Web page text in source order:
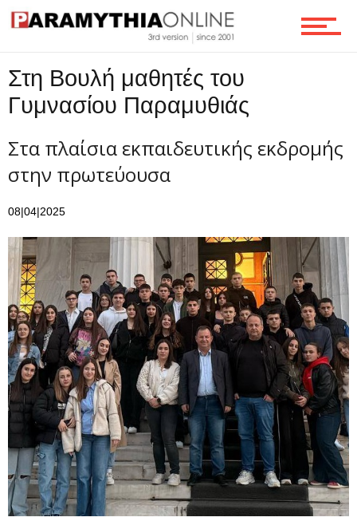
Ροή
Επικοινωνία
Στη Βουλή μαθητές του
Γυμνασίου Παραμυθιάς
Στα πλαίσια εκπαιδευτικής εκδρομής
στην πρωτεύουσα
08|04|2025